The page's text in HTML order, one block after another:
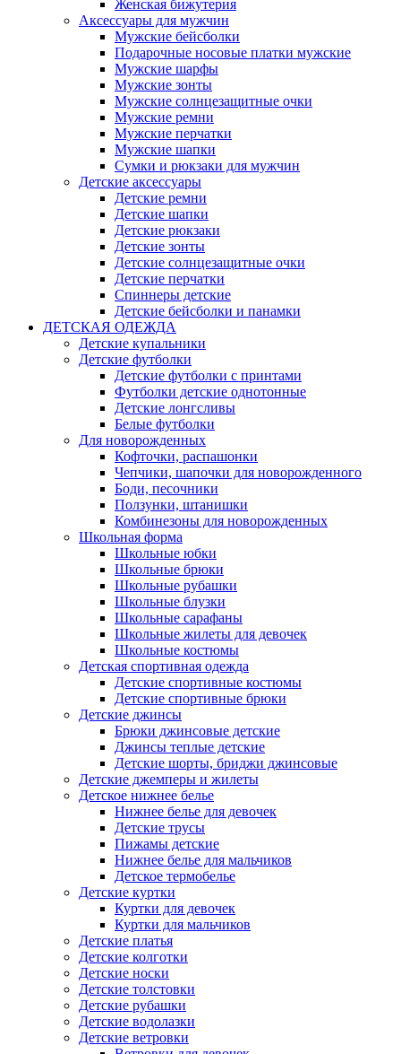
Женская бижутерия
Аксессуары для мужчин
Мужские бейсболки
Подарочные носовые платки мужские
Мужские шарфы
Мужские зонты
Мужские солнцезащитные очки
Мужские ремни
Мужские перчатки
Мужские шапки
Сумки и рюкзаки для мужчин
Детские аксессуары
Детские ремни
Детские шапки
Детские рюкзаки
Детские зонты
Детские солнцезащитные очки
Детские перчатки
Спиннеры детские
Детские бейсболки и панамки
ДЕТСКАЯ ОДЕЖДА
Детские купальники
Детские футболки
Детские футболки с принтами
Футболки детские однотонные
Детские лонгсливы
Белые футболки
Для новорожденных
Кофточки, распашонки
Чепчики, шапочки для новорожденного
Боди, песочники
Ползунки, штанишки
Комбинезоны для новорожденных
Школьная форма
Школьные юбки
Школьные брюки
Школьные рубашки
Школьные блузки
Школьные сарафаны
Школьные жилеты для девочек
Школьные костюмы
Детская спортивная одежда
Детские спортивные костюмы
Детские спортивные брюки
Детские джинсы
Брюки джинсовые детские
Джинсы теплые детские
Детские шорты, бриджи джинсовые
Детские джемперы и жилеты
Детское нижнее белье
Нижнее белье для девочек
Детские трусы
Пижамы детские
Нижнее белье для мальчиков
Детское термобелье
Детские куртки
Куртки для девочек
Куртки для мальчиков
Детские платья
Детские колготки
Детские носки
Детские толстовки
Детские рубашки
Детские водолазки
Детские ветровки